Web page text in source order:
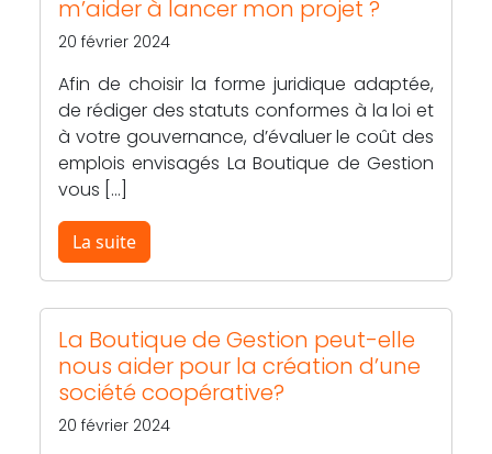
m’aider à lancer mon projet ?
20 février 2024
Afin de choisir la forme juridique adaptée,
de rédiger des statuts conformes à la loi et
à votre gouvernance, d’évaluer le coût des
emplois envisagés La Boutique de Gestion
vous […]
La suite
La Boutique de Gestion peut-elle
nous aider pour la création d’une
société coopérative?
20 février 2024